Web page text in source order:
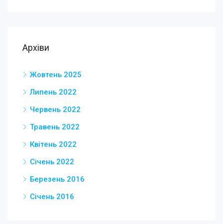
Архіви
Жовтень 2025
Липень 2022
Червень 2022
Травень 2022
Квітень 2022
Січень 2022
Березень 2016
Січень 2016